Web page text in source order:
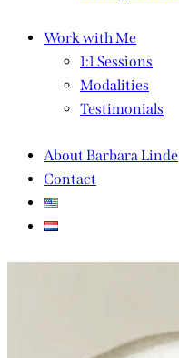
Work with Me
1:1 Sessions
Modalities
Testimonials
About Barbara Linde
Contact